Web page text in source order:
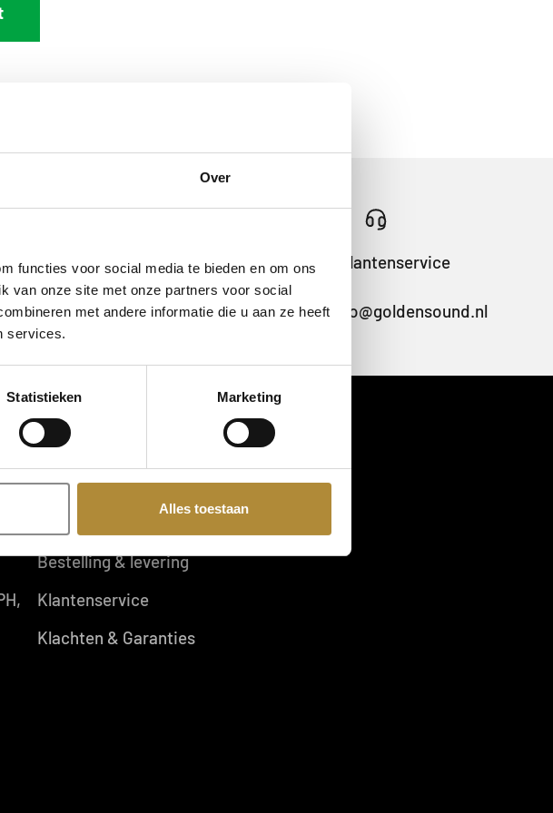
Over
functies voor social media te bieden en om ons
van onze site met onze partners voor social
met andere informatie die u aan ze heeft
services.
Statistieken Marketing
Alles toestaan
Veilig betalen
Altijd.
24/7 klantenservice
Vragen? info@goldensound.nl
Algemene voorwaarden
Privacy beleid
Bestelling & levering
Klantenservice
Klachten & Garanties